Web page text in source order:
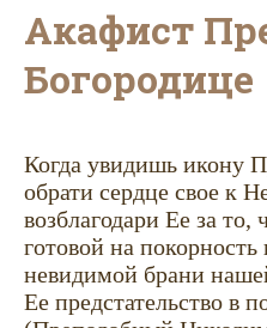
Акафист
Богородице
Когда увидишь икону
обрати сердце свое к
возблагодари Ее за то,
готовой на
невидимой брани
Ее предстательство в